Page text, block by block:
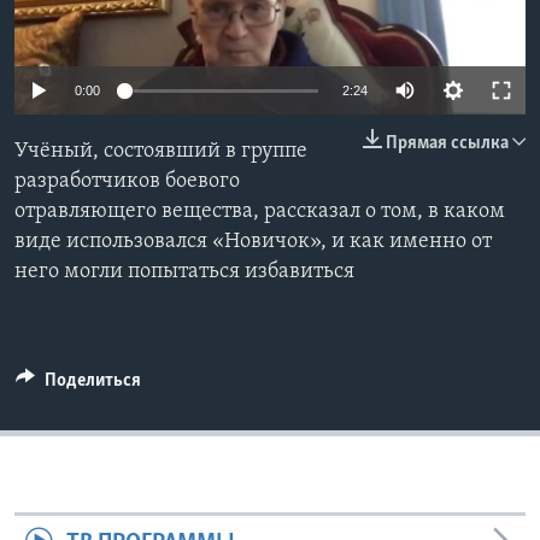
Learning English
Языки
0:00 2:24
Прямая ссылка
Учёный, состоявший в группе
разработчиков боевого
отравляющего вещества, рассказал о том, в каком
виде использовался «Новичок», и как именно от
него могли попытаться избавиться
Поделиться